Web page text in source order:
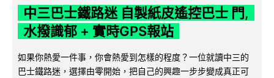
中三巴士鐵路迷 自製紙皮遙控巴士 門,
水撥識郁 + 實時GPS報站
如果你熱愛一件事，你會熱愛到怎樣的程度？一位就讀中三的
巴士鐵路迷，選擇由零開始，把自己的興趣一步步變成真正可